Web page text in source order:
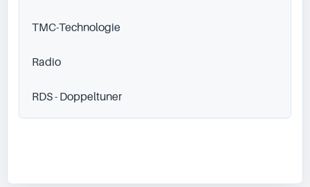
TMC-Technologie
Radio
RDS - Doppeltuner